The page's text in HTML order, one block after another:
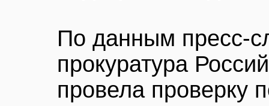
По данным пресс-
прокуратура
провела проверку